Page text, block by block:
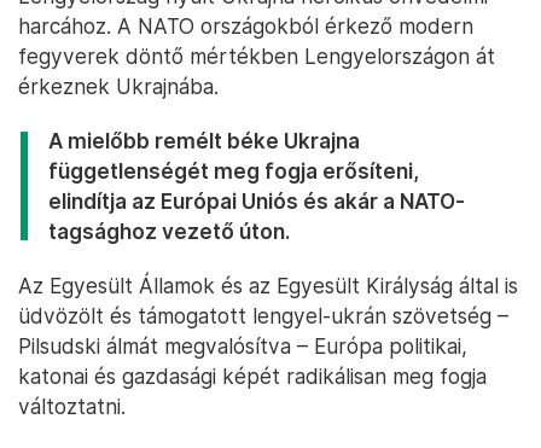
harcához. A NATO országokból érkező modern
fegyverek döntő mértékben Lengyelországon át
érkeznek Ukrajnába.
A mielőbb remélt béke Ukrajna
függetlenségét meg fogja erősíteni,
elindítja az Európai Uniós és akár a NATO-
tagsághoz vezető úton.
Az Egyesült Államok és az Egyesült Királyság által is
üdvözölt és támogatott lengyel-ukrán szövetség –
Pilsudski álmát megvalósítva – Európa politikai,
katonai és gazdasági képét radikálisan meg fogja
változtatni.